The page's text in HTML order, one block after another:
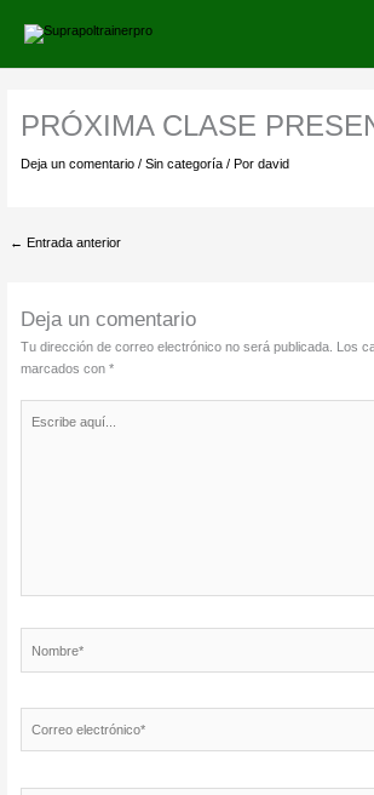
PRÓXIMA CLASE
Deja un comentario / Sin categoría/ Por david
← Entrada anterior
Deja un comentario
Tu dirección de correo electrónico no será publicada.
Los
marcados con *
aquí...
electrónico*
arriba